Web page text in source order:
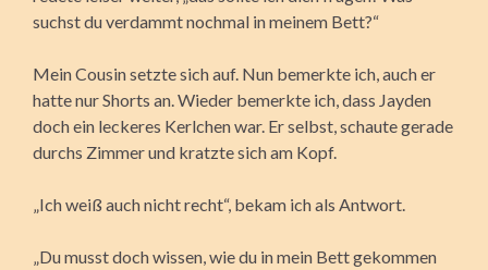
suchst du verdammt nochmal in meinem Bett?“
Mein Cousin setzte sich auf. Nun bemerkte ich, auch er
hatte nur Shorts an. Wieder bemerkte ich, dass Jayden
doch ein leckeres Kerlchen war. Er selbst, schaute gerade
durchs Zimmer und kratzte sich am Kopf.
„Ich weiß auch nicht recht“, bekam ich als Antwort.
„Du musst doch wissen, wie du in mein Bett gekommen